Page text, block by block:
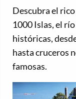
Descubra el
1000 Islas, el
históricas,
hasta cruceros
famosas.